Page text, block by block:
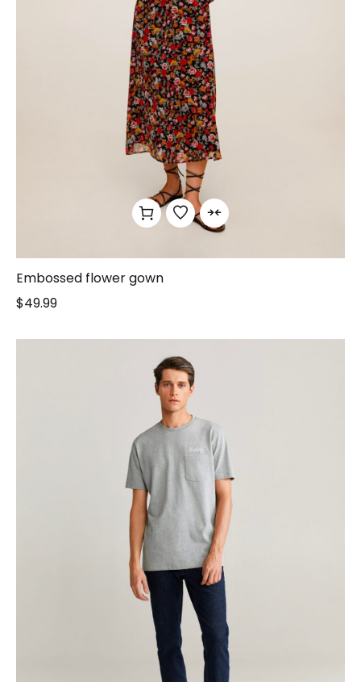
Embossed flower gown
$49.99